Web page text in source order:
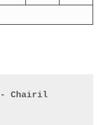
Chairil